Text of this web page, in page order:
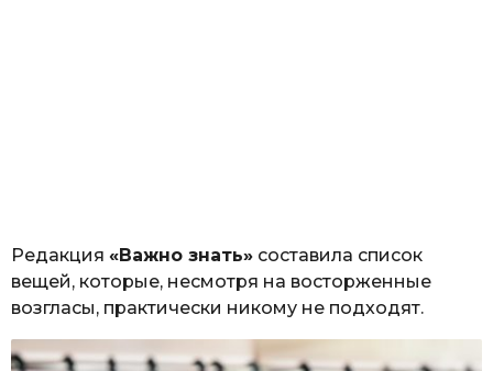
Редакция «Важно знать» составила список
вещей, которые, несмотря на восторженные
возгласы, практически никому не подходят.